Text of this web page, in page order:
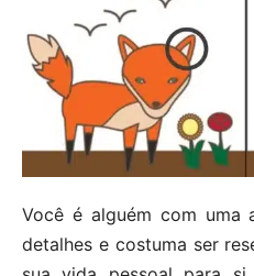
Você é alguém com uma
detalhes e costuma ser